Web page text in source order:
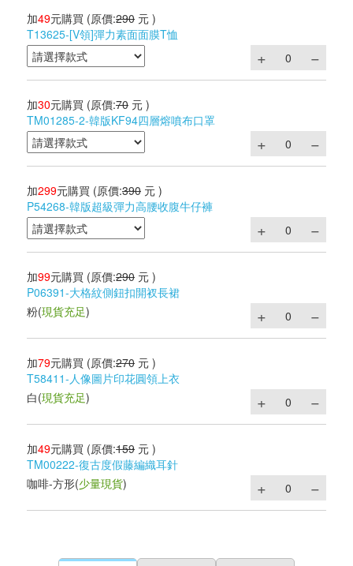
加49元購買 (原價:290 元 )
T13625-[V領]彈力素面面膜T恤
加30元購買 (原價:70 元 )
TM01285-2-韓版KF94四層熔噴布口罩
加299元購買 (原價:390 元 )
P54268-韓版超級彈力高腰收腹牛仔褲
加99元購買 (原價:290 元 )
P06391-大格紋側鈕扣開衩長裙
粉(現貨充足)
加79元購買 (原價:270 元 )
T58411-人像圖片印花圓領上衣
白(現貨充足)
加49元購買 (原價:159 元 )
TM00222-復古度假藤編織耳針
咖啡-方形(少量現貨)